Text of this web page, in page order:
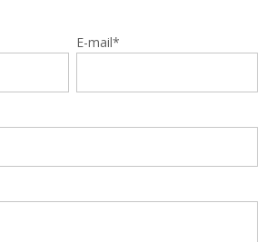
E-mail*